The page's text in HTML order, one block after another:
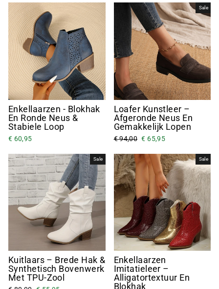
Enkellaarzen - Blokhak
En Ronde Neus &
Stabiele Loop
€ 60,95
Sale
Loafer Kunstleer –
Afgeronde Neus En
Gemakkelijk Lopen
€ 94,00 € 65,95
Sale
Kuitlaars – Brede Hak &
Synthetisch Bovenwerk
Met TPU-Zool
Sale
Enkellaarzen
Imitatieleer –
Alligatortextuur En
Blokhak